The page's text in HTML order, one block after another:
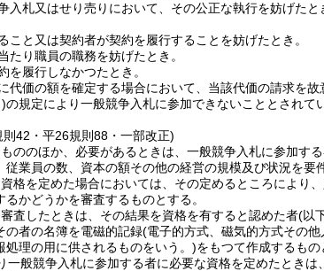
入札又はせり売りにおいて、その公正な執行を妨げた
こと又は契約者が契約を履行することを妨げたとき。
たり職員の職務を妨げたとき。
を履行しなかつたとき。
代価の額を確定する場合において、当該代価の請求を故
の規定により一般競争入札に参加できないこととされ
42・平26規則88・一部改正)
ののほか、必要があるときは、一般競争入札に参加す
業員の数、資本の額その他の経営の規模及び状況を要
格を定めた場合においては、その定めるところにより
かどうかを審査するものとする。
査したときは、その結果を資格を有すると認めた者(以
の者の名簿を電磁的記録(電子的方式、磁気的方式その
理の用に供されるものをいう。)をもつて作成するもの
一般競争入札に参加する者に必要な資格を定めたときは